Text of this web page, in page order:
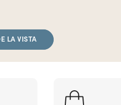
LA VISTA